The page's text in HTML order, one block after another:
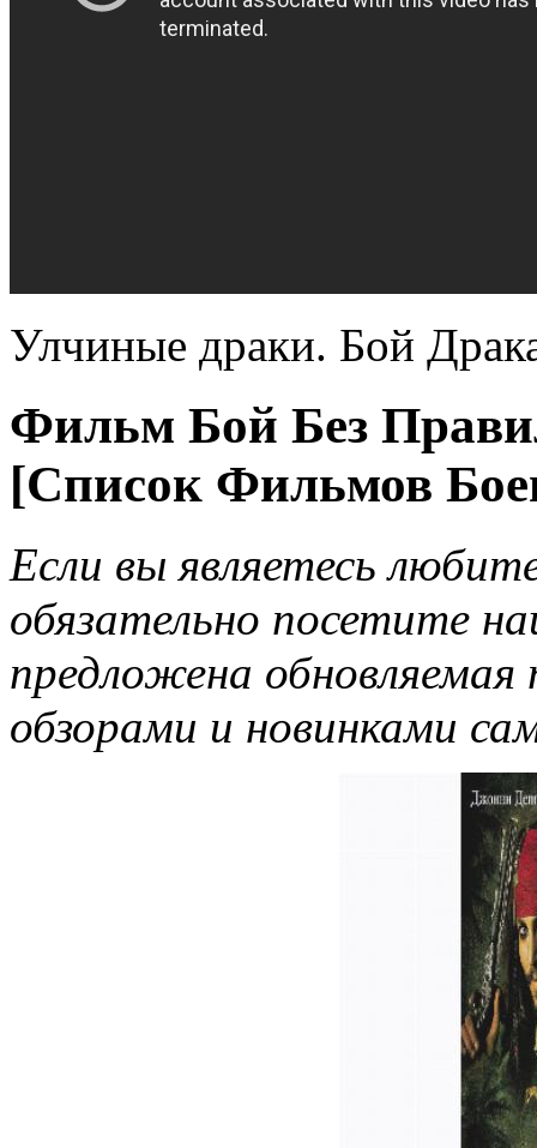
Улчиные драки. Бой
Фильм Бой Без
[Список Фильмов
Если вы являетесь
обязательно посетите
предложена обновляемая
обзорами и новинками